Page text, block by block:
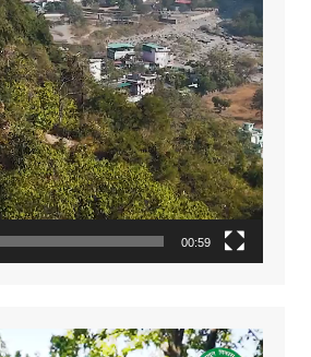
00:59